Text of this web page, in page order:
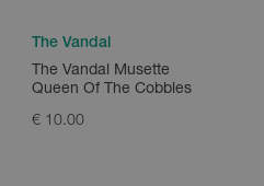
The Vandal
The Vandal Musette
Queen Of The Cobbles
€ 10.00